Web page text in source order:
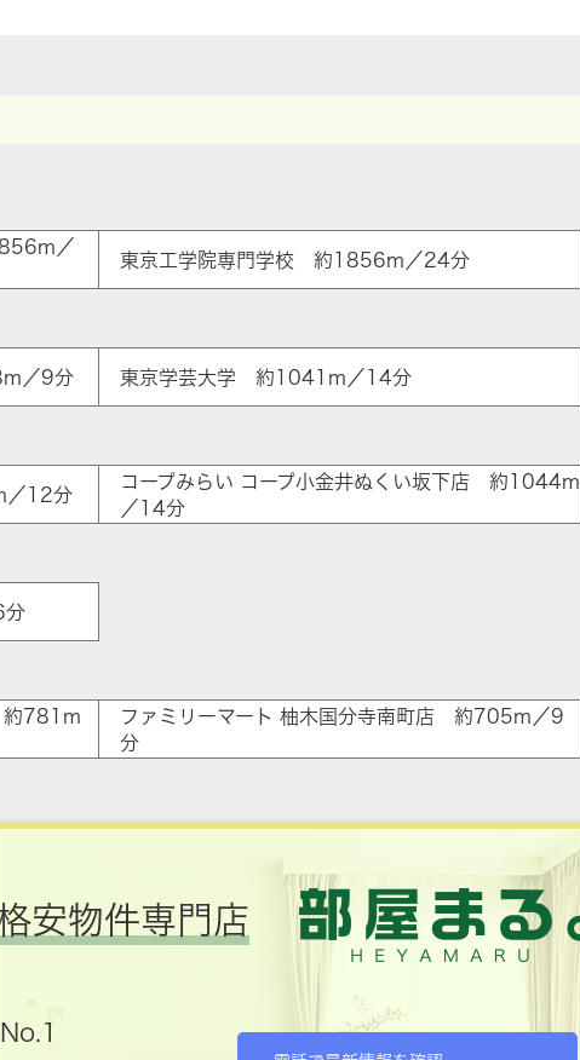
／
東京工学院専門学校 約1856m／24分
／9分 東京学芸大学 約1041m／14分
／12分
コープみらい コープ小金井ぬくい坂下店 約1044m
／14分
分
約781m
ファミリーマート 柚木国分寺南町店 約705m／9
分
安物件専門店